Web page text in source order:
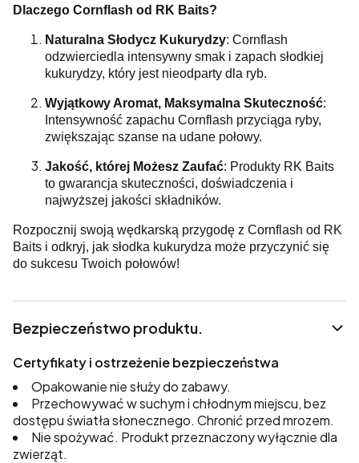
Dlaczego Cornflash od RK Baits?
Naturalna Słodycz Kukurydzy: Cornflash
odzwierciedla intensywny smak i zapach słodkiej
kukurydzy, który jest nieodparty dla ryb.
Wyjątkowy Aromat, Maksymalna Skuteczność:
Intensywność zapachu Cornflash przyciąga ryby,
zwiększając szanse na udane połowy.
Jakość, której Możesz Zaufać: Produkty RK Baits
to gwarancja skuteczności, doświadczenia i
najwyższej jakości składników.
Rozpocznij swoją wędkarską przygodę z Cornflash od RK
Baits i odkryj, jak słodka kukurydza może przyczynić się
do sukcesu Twoich połowów!
Bezpieczeństwo produktu.
Certyfikaty i ostrzeżenie bezpieczeństwa
Opakowanie nie służy do zabawy.
Przechowywać w suchym i chłodnym miejscu, bez
dostępu światła słonecznego. Chronić przed mrozem.
Nie spożywać. Produkt przeznaczony wyłącznie dla
zwierząt.